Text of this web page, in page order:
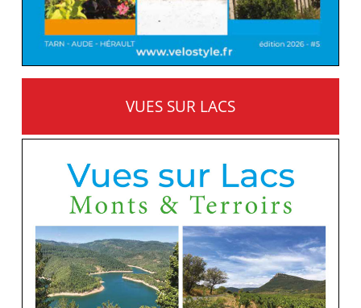
VUES SUR LACS
MONTS ET TERROIRS